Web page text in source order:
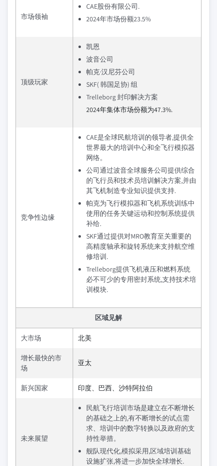
市场领袖
CAE股份有限公司.
2024年市场份额23.5%
顶级玩家
凯恩
波音公司
帕克·汉尼芬公司
SKF( 韩国足协) 组
Trelleborg 封印解决方案
2024年集体市场份额为47.3%.
竞争性边缘
CAE是全球民航培训的领导者,提供全
世界最大的培训中心和全飞行模拟器
网络。
公司通过波音全球服务公司提供综合
的飞行员和技术员培训解决方案,并由
其飞机制造专业知识提供支持.
帕克为飞行模拟器和飞机系统训练中
使用的任务关键运动和控制系统提供
补给.
SKF通过提供对MRO教育至关重要的
高精度轴承和旋转系统来支持航空维
修培训.
Trelleborg提供飞机液压和燃料系统
必不可少的专用密封系统,支持技术培
训模块.
区域见解
大市场 北美
增长最快的市
场
亚太
新兴国家 印度、巴西、沙特阿拉伯
未来展望
民航飞行培训市场是建立在不断增长
的基础之上的,有不断增长的试点需
求、培训中的数字转换以及政府的支
持性举措。
舰队现代化,模拟采用,区域培训基础
设施扩张,将进一步加快全球增长.